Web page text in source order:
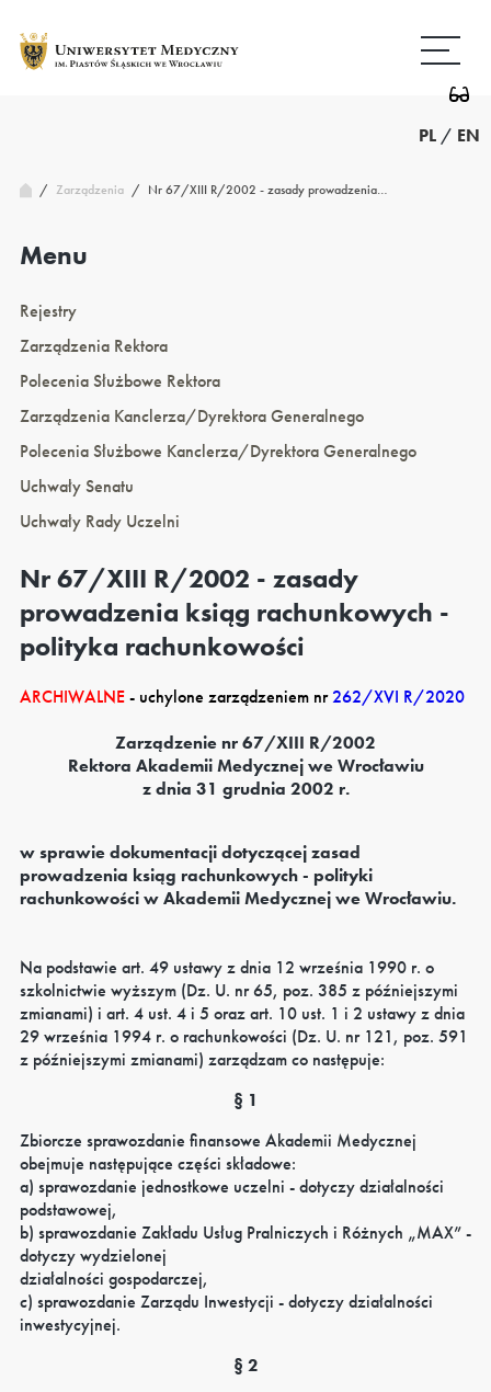
treści
strony
PL / EN
/ Zarządzenia / Nr 67/XIII R/2002 - zasady prowadzenia…
Menu
Rejestry
Zarządzenia Rektora
Polecenia Służbowe Rektora
Zarządzenia Kanclerza/Dyrektora Generalnego
Polecenia Służbowe Kanclerza/Dyrektora Generalnego
Uchwały Senatu
Uchwały Rady Uczelni
Nr 67/XIII R/2002 - zasady
prowadzenia ksiąg rachunkowych -
polityka rachunkowości
ARCHIWALNE- uchylone zarządzeniem nr262/XVI R/2020
Zarządzenie nr 67/XIII R/2002
Rektora Akademii Medycznej we Wrocławiu
z dnia 31 grudnia 2002 r.
w sprawie dokumentacji dotyczącej zasad
prowadzenia ksiąg rachunkowych - polityki
rachunkowości w Akademii Medycznej we Wrocławiu.
Na podstawie art. 49 ustawy z dnia 12 września 1990 r. o
szkolnictwie wyższym (Dz. U. nr 65, poz. 385 z późniejszymi
zmianami) i art. 4 ust. 4 i 5 oraz art. 10 ust. 1 i 2 ustawy z dnia
29 września 1994 r. o rachunkowości (Dz. U. nr 121, poz. 591
z późniejszymi zmianami) zarządzam co następuje:
§ 1
Zbiorcze sprawozdanie finansowe Akademii Medycznej
obejmuje następujące części składowe:
a) sprawozdanie jednostkowe uczelni - dotyczy działalności
podstawowej,
b) sprawozdanie Zakładu Usług Pralniczych i Różnych „MAX” -
dotyczy wydzielonej
działalności gospodarczej,
c) sprawozdanie Zarządu Inwestycji - dotyczy działalności
inwestycyjnej.
§ 2